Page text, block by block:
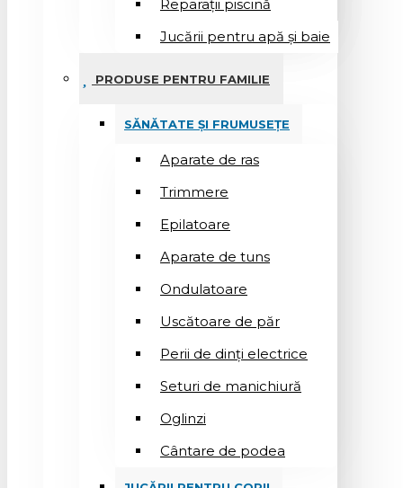
Reparații piscină
Jucării pentru apă și baie
PRODUSE PENTRU FAMILIE
SĂNĂTATE ȘI FRUMUSEȚE
Aparate de ras
Trimmere
Epilatoare
Aparate de tuns
Ondulatoare
Uscătoare de păr
Perii de dinți electrice
Seturi de manichiură
Oglinzi
Cântare de podea